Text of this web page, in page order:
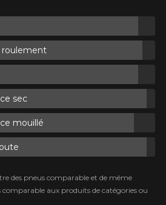
roulement
sec
mouillé
des pneus comparable et de même
aux produits de catégories ou